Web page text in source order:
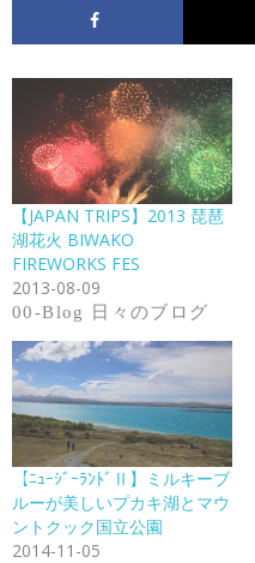
【JAPAN TRIPS】2013 琵琶
湖花火 BIWAKO
FIREWORKS FES
2013-08-09
00-Blog 日々のブログ
【ﾆｭｰｼﾞｰﾗﾝﾄﾞⅡ】ミルキーブ
ルーが美しいプカキ湖とマウ
ントクック国立公園
2014-11-05